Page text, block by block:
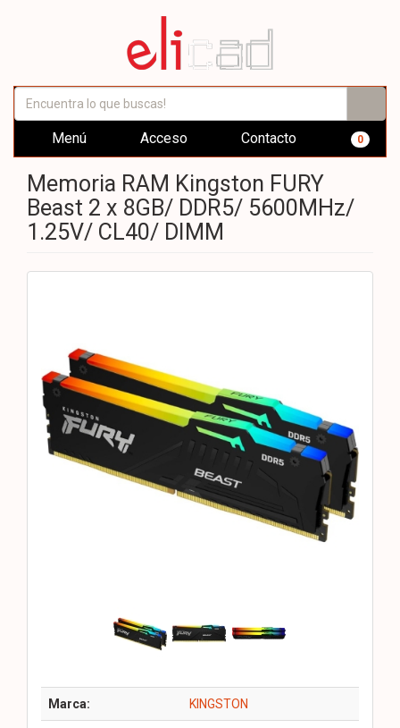
Menú Acceso Contacto 0
Memoria RAM Kingston FURY
Beast 2 x 8GB/ DDR5/ 5600MHz/
1.25V/ CL40/ DIMM
Marca: KINGSTON